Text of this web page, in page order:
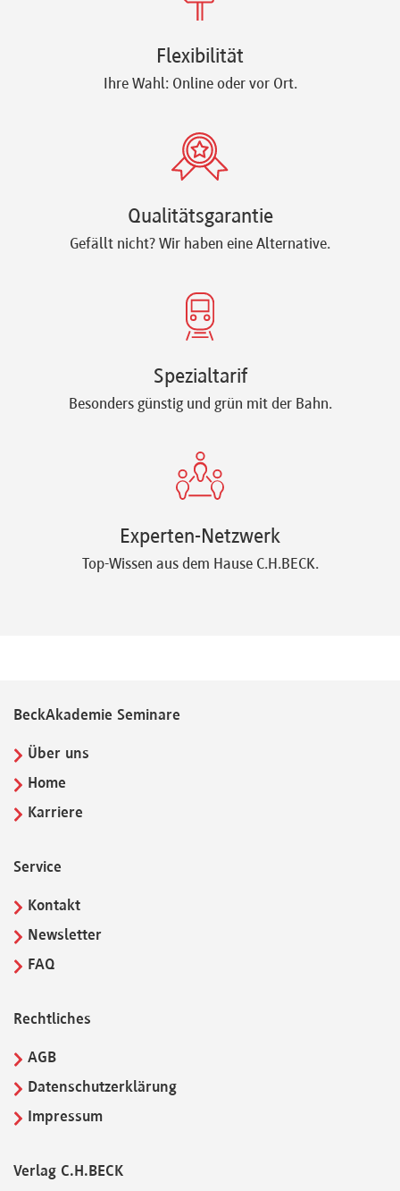
Flexibilität
Ihre Wahl: Online oder vor Ort.
Qualitätsgarantie
Gefällt nicht? Wir haben eine Alternative.
Spezialtarif
Besonders günstig und grün mit der Bahn.
Experten-Netzwerk
Top-Wissen aus dem Hause C.H.BECK.
BeckAkademie Seminare
Über uns
Home
Karriere
Service
Kontakt
Newsletter
FAQ
Rechtliches
AGB
Datenschutzerklärung
Impressum
Verlag C.H.BECK